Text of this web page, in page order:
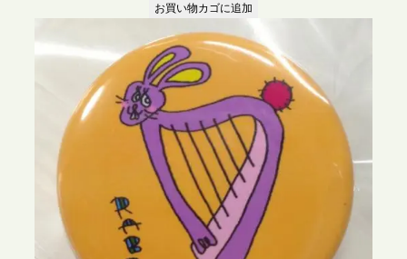
お買い物カゴに追加